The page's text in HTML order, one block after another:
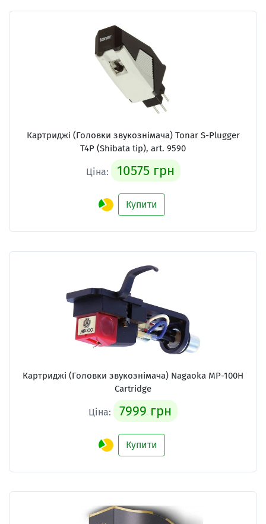
Картриджі (Головки звукознімача) Tonar S-Plugger
T4P (Shibata tip), art. 9590
Ціна: 10575 грн
Купити
Картриджі (Головки звукознімача) Nagaoka MP-100H
Cartridge
Ціна: 7999 грн
Купити